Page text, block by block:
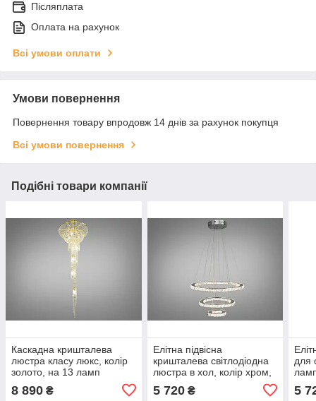
Післяплата
Оплата на рахунок
Всі умови оплати
Умови повернення
Повернення товару впродовж 14 днів за рахунок покупця
Всі умови повернення
Подібні товари компанії
Каскадна кришталева
люстра класу люкс, колір
золото, на 13 ламп
8 890 ₴
Елітна підвісна
кришталева світлодіодна
люстра в хол, колір хром,
66 W на 10 м2 7201-8W-
580+400+200HR-LS
5 720₴
для
5